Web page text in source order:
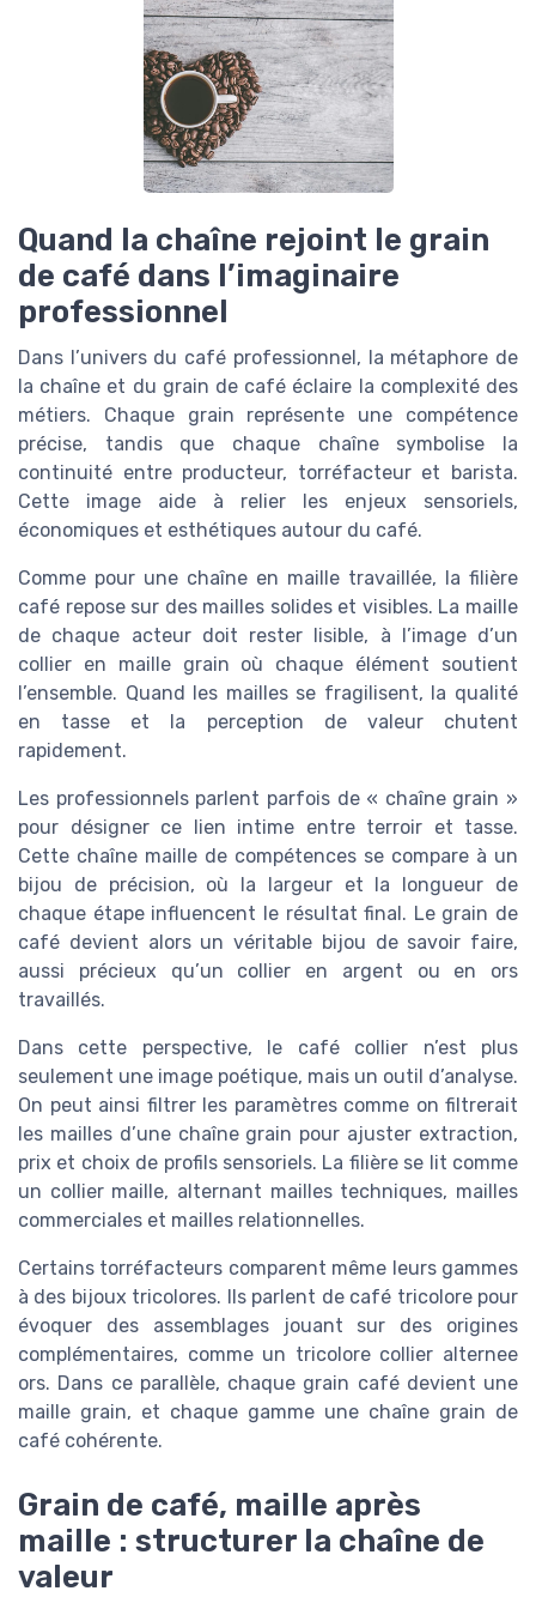
Quand la chaîne rejoint le grain
de café dans l’imaginaire
professionnel
Dans l’univers du café professionnel, la métaphore de
la chaîne et du grain de café éclaire la complexité des
métiers. Chaque grain représente une compétence
précise, tandis que chaque chaîne symbolise la
continuité entre producteur, torréfacteur et barista.
Cette image aide à relier les enjeux sensoriels,
économiques et esthétiques autour du café.
Comme pour une chaîne en maille travaillée, la filière
café repose sur des mailles solides et visibles. La maille
de chaque acteur doit rester lisible, à l’image d’un
collier en maille grain où chaque élément soutient
l’ensemble. Quand les mailles se fragilisent, la qualité
en tasse et la perception de valeur chutent
rapidement.
Les professionnels parlent parfois de « chaîne grain »
pour désigner ce lien intime entre terroir et tasse.
Cette chaîne maille de compétences se compare à un
bijou de précision, où la largeur et la longueur de
chaque étape influencent le résultat final. Le grain de
café devient alors un véritable bijou de savoir faire,
aussi précieux qu’un collier en argent ou en ors
travaillés.
Dans cette perspective, le café collier n’est plus
seulement une image poétique, mais un outil d’analyse.
On peut ainsi filtrer les paramètres comme on filtrerait
les mailles d’une chaîne grain pour ajuster extraction,
prix et choix de profils sensoriels. La filière se lit comme
un collier maille, alternant mailles techniques, mailles
commerciales et mailles relationnelles.
Certains torréfacteurs comparent même leurs gammes
à des bijoux tricolores. Ils parlent de café tricolore pour
évoquer des assemblages jouant sur des origines
complémentaires, comme un tricolore collier alternee
ors. Dans ce parallèle, chaque grain café devient une
maille grain, et chaque gamme une chaîne grain de
café cohérente.
Grain de café, maille après
maille : structurer la chaîne de
valeur